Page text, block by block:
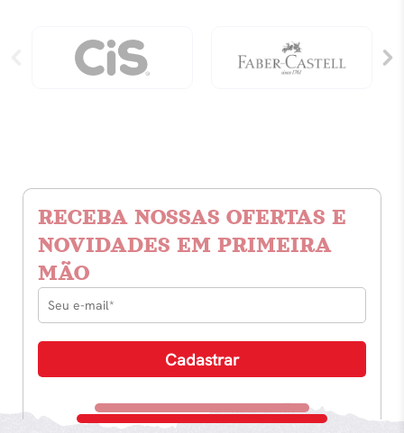
RECEBA NOSSAS OFERTAS E
NOVIDADES EM PRIMEIRA
MÃO